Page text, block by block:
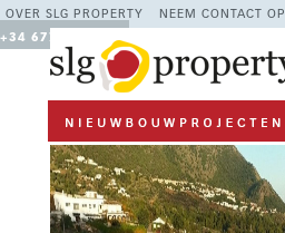
OVER SLG PROPERTY NEEM CONTACT OP
+34 677 670 480